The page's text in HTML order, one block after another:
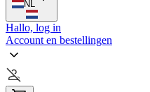
NL
Hallo, log in
Account en bestellingen